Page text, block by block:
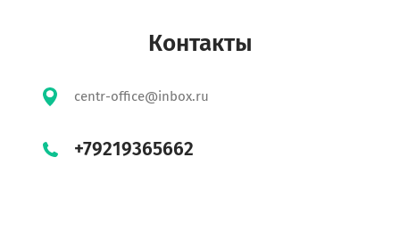
Контакты
centr-office@inbox.ru
+79219365662